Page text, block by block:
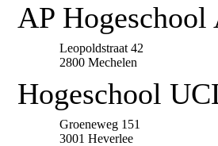
AP Hogeschool
Leopoldstraat 42
2800 Mechelen
Hogeschool
Groeneweg 151
3001 Heverlee